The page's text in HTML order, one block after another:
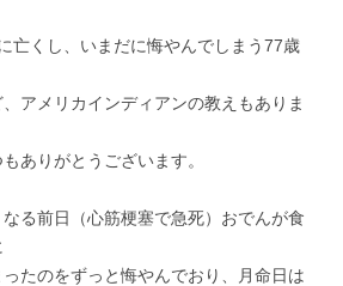
亡くし、いまだに悔やんでしまう77歳
アメリカインディアンの教えもありま
ありがとうございます。
る前日（心筋梗塞で急死）おでんが食
たのをずっと悔やんでおり、月命日は